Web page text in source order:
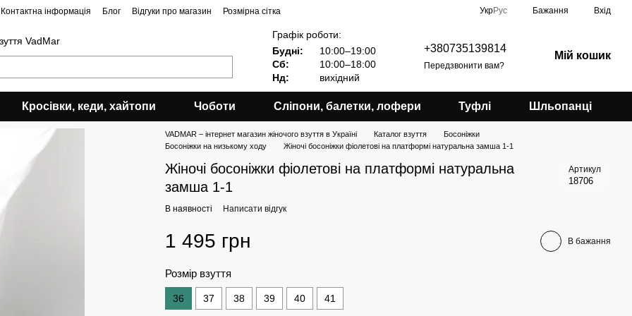
Контактна інформація Блог Відгуки про магазин Розмірна сітка УкрРус Бажання Вхід
VadMar
Графік роботи:
Будні:
10:00–19:00
Сб:
10:00–18:00
Нд:
вихідний
+380735139814
Передзвонити вам?
Мій кошик
Кросівки, кеди, хайтопи Чоботи Сліпони, балетки, лофери Туфлі Шльопанці
VADMAR – інтернет магазин жіночого взуття в Україні Каталог взуття
Босоніжки
Босоніжки на низькому ходу
Жіночі босоніжки фіолетові на платформі натуральна замша 1-1
Жіночі босоніжки фіолетові на платформі натуральна
замша 1-1
Артикул
18706
В наявності Написати відгук
1 495 грн В бажання
Розмір взуття
36 37 38 39 40 41